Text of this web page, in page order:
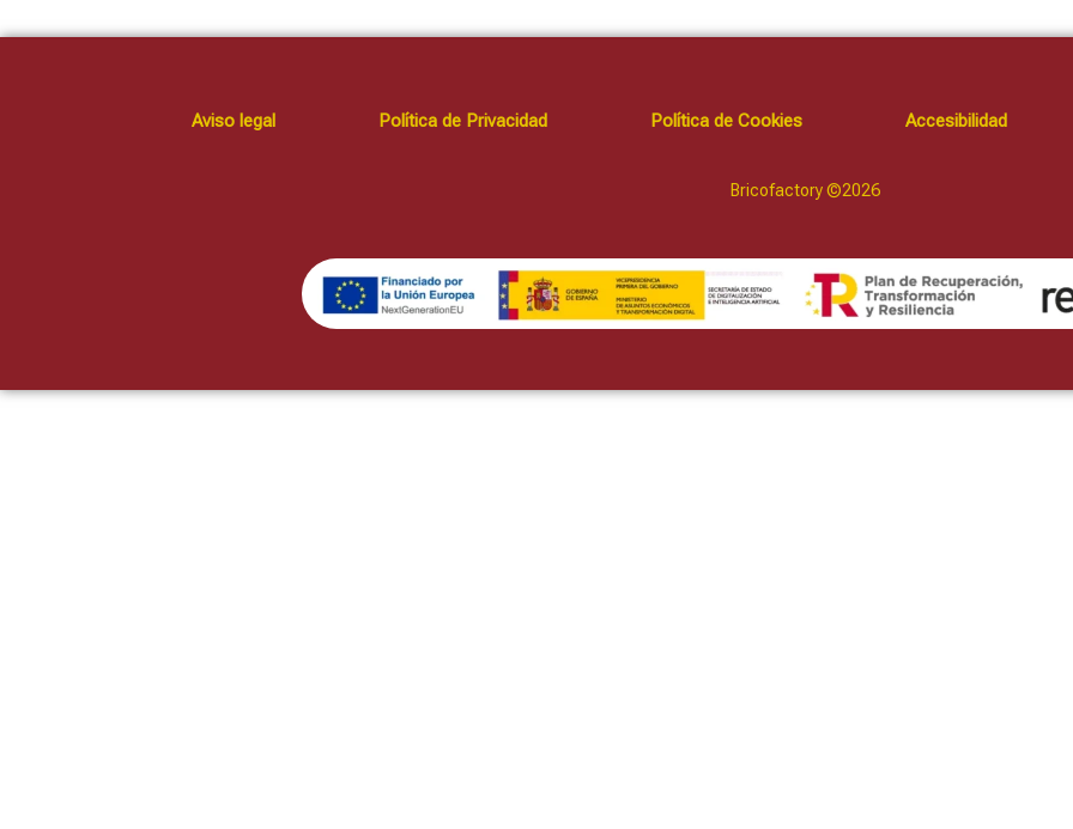
Aviso legal Política de Privacidad Política de Cookies Accesibilidad
Bricofactory ©2026